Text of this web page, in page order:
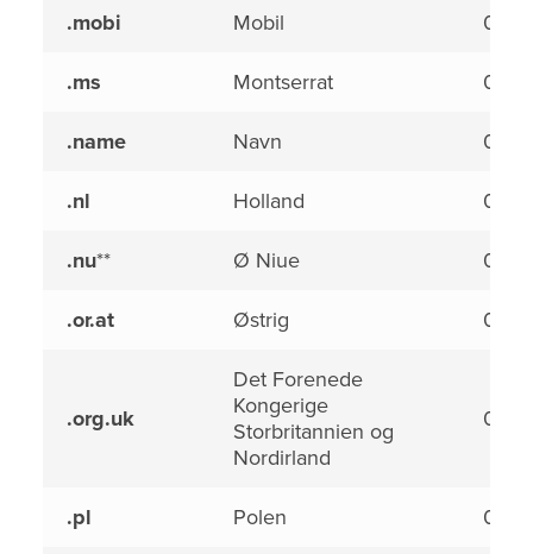
.mobi Mobil 0,00
.ms Montserrat 0,00
.name Navn 0,00
.nl Holland 0,00
.nu** Ø Niue 0,00
.or.at Østrig 0,00
.org.uk
Det Forenede
Kongerige
Storbritannien og
Nordirland
0,00
.pl Polen 0,00